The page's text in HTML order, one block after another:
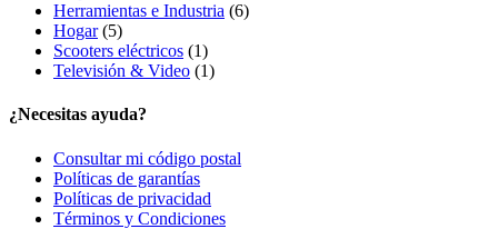
Herramientas e Industria (6)
Hogar (5)
Scooters eléctricos (1)
Televisión & Video (1)
¿Necesitas ayuda?
Consultar mi código postal
Políticas de garantías
Políticas de privacidad
Términos y Condiciones